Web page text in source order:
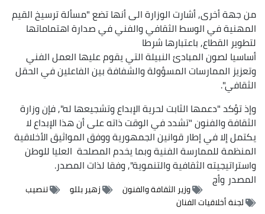
من جهة أخرى, أشارت الوزارة الى أنها تضع "مسألة ترسيخ القيم
المهنية في الوسط الثقافي والفني في صدارة اهتماماتها
لتطوير القطاع, باعتبارها شرطا
أساسيا لصون المبادئ النبيلة التي يقوم عليها العمل الفني
وتعزيز الممارسات المسؤولة والشفافة بين الفاعلين في الحقل
الثقافي".
وإذ تؤكد "دعمها الثابت لحرية الإبداع وتشجيعها له", فإن وزارة
الثقافة والفنون "تشدد في الوقت ذاته على أن هذا الإبداع لا
يكتمل إلا في إطار قوانين الجمهورية ووفق المواثيق الأخلاقية
المنظمة للممارسة الفنية وبما يخدم المصلحة العليا للوطن
واستراتيجيته الثقافية والتنموية", وفقا لذات المصدر.
المصدروأج
وزير الثقافة والفنون زهير بللو
تنصيب
لجنة أخلاقيات الفنان